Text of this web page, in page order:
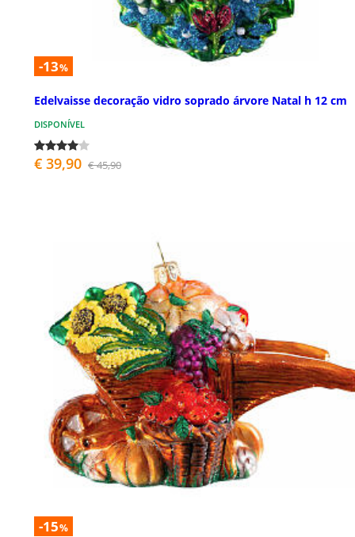
-13%
Edelvaisse decoração vidro soprado árvore Natal h 12 cm
DISPONÍVEL
€ 39,90 € 45,90
-15%